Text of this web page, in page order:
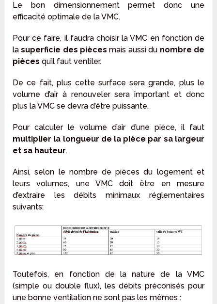
Le bon dimensionnement permet donc une
efficacité optimale de la VMC.
Pour ce faire, il faudra choisir la VMC en fonction de
lasuperficie des pièces mais aussi du nombre de
piècesqu’il faut ventiler.
De ce fait, plus cette surface sera grande, plus le
volume d’air à renouveler sera important et donc
plus la VMC se devra d’être puissante.
Pour calculer le volume d’air d’une pièce, il faut
multiplier la longueur de la pièce par sa largeur
et sa hauteur.
Ainsi, selon le nombre de pièces du logement et
leurs volumes, une VMC doit être en mesure
d’extraire les débits minimaux réglementaires
suivants:
Toutefois, en fonction de la nature de la VMC
(simple ou double flux), les débits préconisés pour
une bonne ventilation ne sont pas les mêmes :